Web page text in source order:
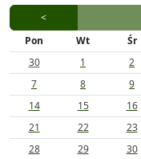
<
Pon
Wt Śr
30
1 2
7
8 9
14
15 16
21
22 23
28
29 30